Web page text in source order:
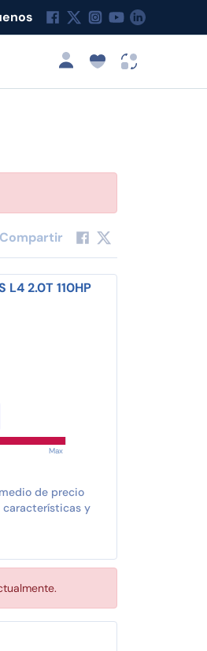
Compartir
2.0T 110HP
Max
de precio
características y